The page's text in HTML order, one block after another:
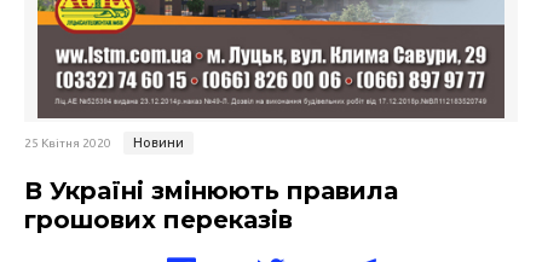
25 Квітня 2020 Новини
В Україні змінюють правила
грошових переказів